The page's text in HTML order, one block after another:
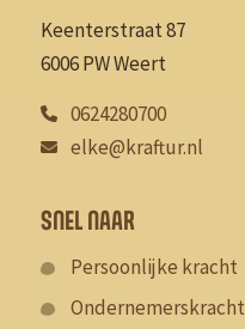
Keenterstraat 87
6006 PW Weert
0624280700
elke@kraftur.nl
SNEL NAAR
Persoonlijke kracht
Ondernemerskracht